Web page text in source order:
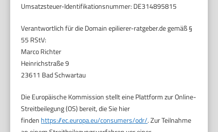
Umsatzsteuer-Identifikationsnummer: DE314895815
Verantwortlich für die Domain epilierer-ratgeber.de gemäß §
55 RStV:
Marco Richter
Heinrichstraße 9
23611 Bad Schwartau
Die Europäische Kommission stellt eine Plattform zur Online-
Streitbeilegung (OS) bereit, die Sie hier
finden https://ec.europa.eu/consumers/odr/. Zur Teilnahme